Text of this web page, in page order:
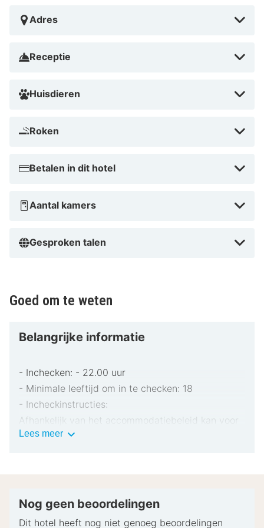
Adres
Receptie
Huisdieren
Roken
Betalen in dit hotel
Aantal kamers
Gesproken talen
Goed om te weten
Belangrijke informatie
- Inchecken: - 22.00 uur
- Minimale leeftijd om in te checken: 18
- Incheckinstructies:
Afhankelijk van het accommodatiebeleid kan voor
extra personen een toeslag in rekening worden
pinpas of borgsom in contanten te verstrekken
Lees meerBelangrijke
Nog geen beoordelingen
Dit hotel heeft nog niet genoeg beoordelingen